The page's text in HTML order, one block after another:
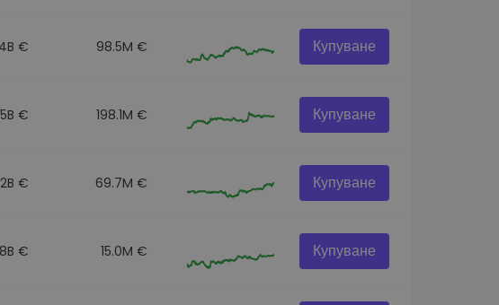
€ 98.5M € Купуване
€ 198.1M € Купуване
€ 69.7M € Купуване
€ 15.0M € Купуване